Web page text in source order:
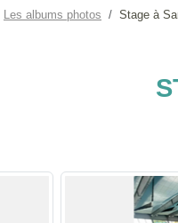
Les albums photos Stage à